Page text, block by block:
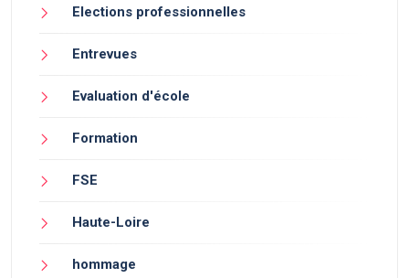
Elections professionnelles
Entrevues
Evaluation d'école
Formation
FSE
Haute-Loire
hommage